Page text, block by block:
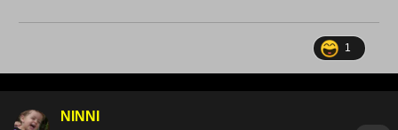
1
NINNI